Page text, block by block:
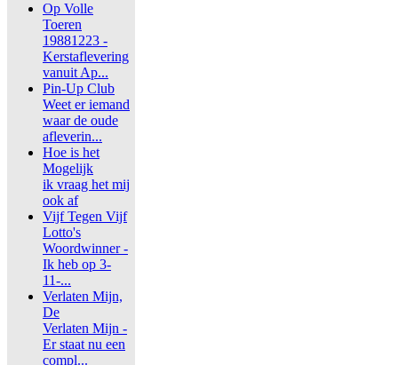
Op Volle
Toeren
19881223 -
Kerstaflevering
vanuit Ap...
Pin-Up Club
Weet er iemand
waar de oude
afleverin...
Hoe is het
Mogelijk
ik vraag het mij
ook af
Vijf Tegen Vijf
Lotto's
Woordwinner -
Ik heb op 3-
11-...
Verlaten Mijn,
De
Verlaten Mijn -
Er staat nu een
compl...